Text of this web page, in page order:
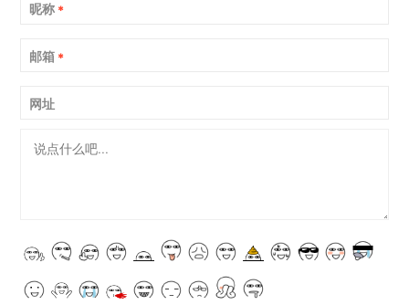
昵称 *
邮箱 *
网址